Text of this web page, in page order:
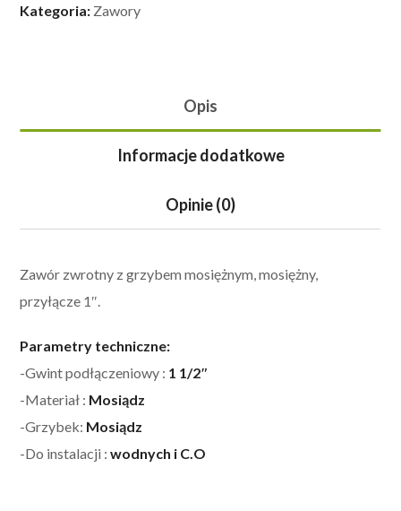
Kategoria: Zawory
Opis
Informacje dodatkowe
Opinie (0)
Zawór zwrotny z grzybem mosiężnym, mosiężny,
przyłącze 1″.
Parametry techniczne:
-Gwint podłączeniowy : 1 1/2″
-Materiał : Mosiądz
-Grzybek: Mosiądz
-Do instalacji :wodnych i C.O